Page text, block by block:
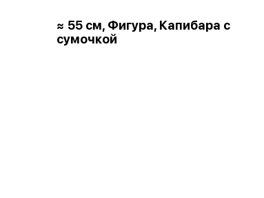
≈ 55 см, Фигура, Капибара с
сумочкой